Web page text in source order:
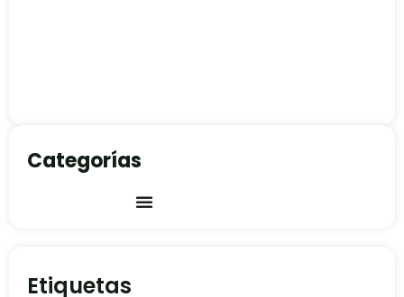
Categorías
Etiquetas